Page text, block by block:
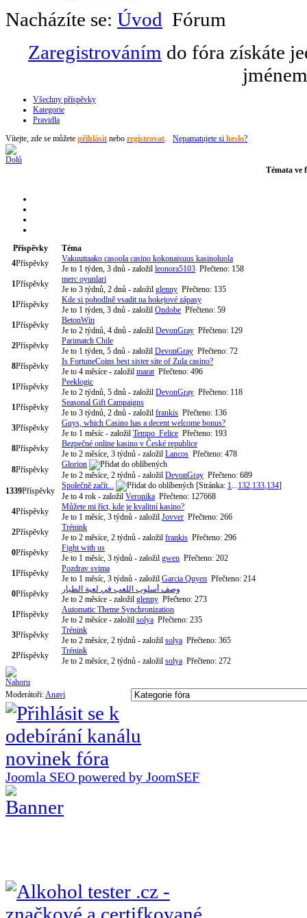
Nacházíte se: Úvod Fórum
Zaregistrováním do fóra získáte
Všechny příspěvky
Kategorie
Pravidla
Vítejte, zde se můžete přihlásit nebo registrovat. Nepamatujete si heslo?
Témata ve
Příspěvky
Téma
4Příspěvky
Vakuuttaako casoola casino kokonaisuus kasinoluola
Je to 1 týden, 3 dnů - založil leonora5103 Přečteno: 158
1Příspěvky
merc oyunlari
Je to 3 týdnů, 2 dnů - založil glenny Přečteno: 135
1Příspěvky
Kde si pohodlně vsadit na hokejové zápasy
Je to 1 týden, 3 dnů - založil Ondobe Přečteno: 59
1Příspěvky
BetonWin
Je to 2 týdnů, 4 dnů - založil DevonGray Přečteno: 129
2Příspěvky
Parimatch Chile
Je to 1 týden, 5 dnů - založil DevonGray Přečteno: 72
8Příspěvky
Is FortuneCoins best sister site of Zula casino?
Je to 4 měsíce - založil marat Přečteno: 496
1Příspěvky
Peeklogic
Je to 2 týdnů, 5 dnů - založil DevonGray Přečteno: 118
1Příspěvky
Seasonal Gift Campaigns
Je to 3 týdnů, 2 dnů - založil frankis Přečteno: 136
3Příspěvky
Guys, which Casino has a decent welcome bonus?
Je to 1 měsíc - založil Tempo_Felice Přečteno: 193
8Příspěvky
Bezpečné online kasino v České republice
Je to 2 měsíce, 3 týdnů - založil Lancos Přečteno: 478
8Příspěvky
Glorion
Je to 2 měsíce, 2 týdnů - založil DevonGray Přečteno: 689
1339Příspěvky
Společně začít... [Stránka: 1...132,133,134]
Je to 4 rok - založil Veronika Přečteno: 127668
4Příspěvky
Můžete mi říct, kde je kvalitní kasino?
Je to 1 měsíc, 3 týdnů - založil Jovver Přečteno: 266
2Příspěvky
Trénink
Je to 2 měsíce, 2 týdnů - založil frankis Přečteno: 296
0Příspěvky
Fight with us
Je to 1 měsíc, 3 týdnů - založil gwen Přečteno: 202
1Příspěvky
Pozdrav svima
Je to 1 měsíc, 3 týdnů - založil Garcia Quyen Přečteno: 214
0Příspěvky
وصف أسلوب اللعب في لعبة الطيار
Je to 2 měsíce - založil glenny Přečteno: 273
1Příspěvky
Automatic Theme Synchronization
Je to 2 měsíce - založil solya Přečteno: 235
3Příspěvky
Trénink
Je to 2 měsíce, 2 týdnů - založil solya Přečteno: 365
2Příspěvky
Trénink
Je to 2 měsíce, 2 týdnů - založil solya Přečteno: 272
Moderátoři:Anavi
Joomla SEO powered by JoomSEF